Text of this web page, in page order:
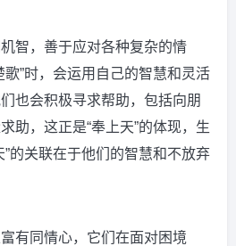
智，善于应对各种复杂的情
歌”时，会运用自己的智慧和灵活
也会积极寻求帮助，包括向朋
助，这正是“奉上天”的体现，生
”的关联在于他们的智慧和不放弃
有同情心，它们在面对困境